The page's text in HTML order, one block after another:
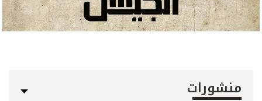
منشورات